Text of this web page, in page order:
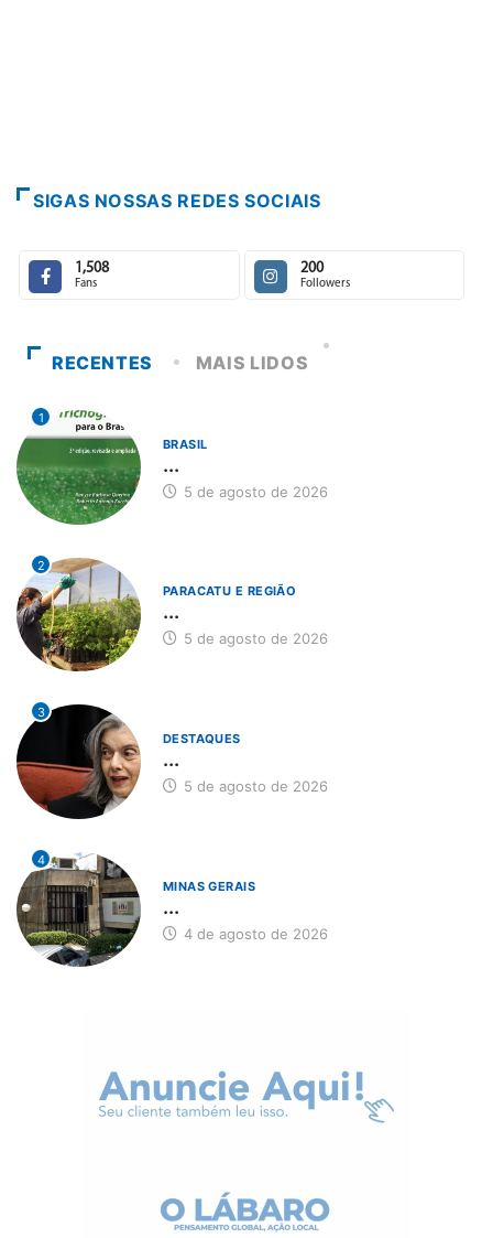
SIGAS NOSSAS REDES SOCIAIS
1,508
Fans
200
Followers
RECENTES MAIS LIDOS
1
BRASIL
...
5 de agosto de 2026
2
PARACATU E REGIÃO
...
5 de agosto de 2026
3
DESTAQUES
...
5 de agosto de 2026
4
MINAS GERAIS
...
4 de agosto de 2026